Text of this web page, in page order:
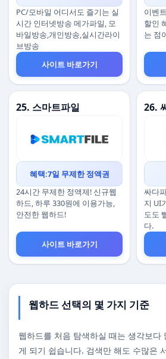
PC/모바일 어디서도 즐기는 실
시간 인터넷방송 메가파일, 모
바일방송,개인방송,실시간라이
브방송
사이트 바로가기
이벤
할인
는 점
25. 스마트파일
혜택:7일 무제한 정액권
24시간 무제한 정액제! 신규웹
하드, 하루 330원에 이용가능,
안전한 웹하드!
사이트 바로가기
26.
싸다
지 UI
도도
다.
웹하드 선택의 몇 가지 기준
웹하드를 처음 탐색하실 때는 생각보다
게 되기 쉽습니다. 검색만 해도 수많은